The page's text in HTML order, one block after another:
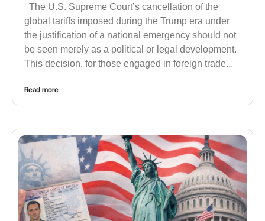
The U.S. Supreme Court’s cancellation of the
global tariffs imposed during the Trump era under
the justification of a national emergency should not
be seen merely as a political or legal development.
This decision, for those engaged in foreign trade...
Read more